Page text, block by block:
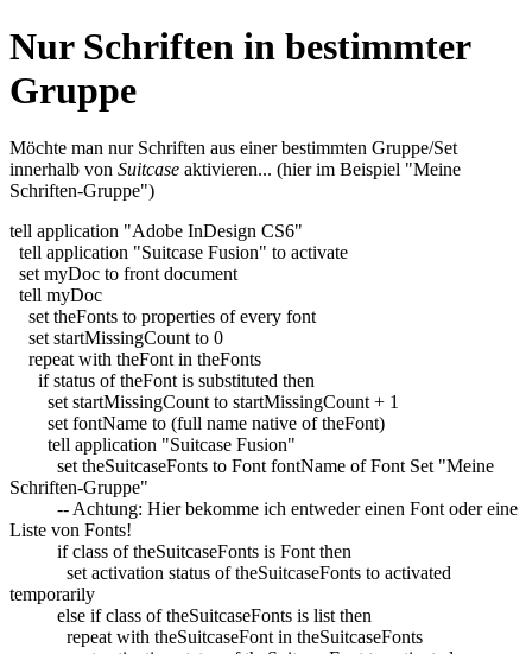
Nur Schriften in bestimmter
Gruppe
Möchte man nur Schriften aus einer bestimmten Gruppe/Set
innerhalb von Suitcase aktivieren... (hier im Beispiel "Meine
Schriften-Gruppe")
tell application "Adobe InDesign CS6"
tell application "Suitcase Fusion" to activate
set myDoc to front document
tell myDoc
set theFonts to properties of every font
set startMissingCount to 0
repeat with theFont in theFonts
ifstatus oftheFont is substituted then
set startMissingCount to startMissingCount + 1
set fontName to (full name native oftheFont)
tell application "Suitcase Fusion"
set theSuitcaseFonts to Font fontName ofFont Set "Meine
Schriften-Gruppe"
-- Achtung: Hier bekomme ich entweder einen Font oder eine
Liste von Fonts!
ifclass oftheSuitcaseFonts is Font then
set activation status oftheSuitcaseFonts to activated
temporarily
else ifclass oftheSuitcaseFonts is list then
repeat with theSuitcaseFont in theSuitcaseFonts